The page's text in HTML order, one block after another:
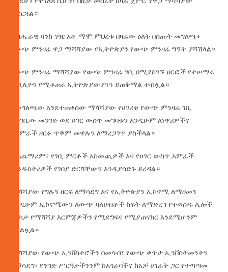
ተደርጓል።
የብሔራዊ ባንክ ገዢ አቶ ማሞ ምህረቱ በዛሬው ዕለት በሰጡት መግለጫ፥
የውጭ ምንዛሬ ዋጋ ማሻሻያው የኢትዮጵያን የውጭ ምንዛሬ ግኝት ያሻሽላል።
የውጭ ምንዛሬ ማሻሻያው የውጭ ምንዛሬ ገቢ በሚያስገኙ ዘርፎች የተሠማሩ
በሚሊዮን የሚቆጠሩ ኢትዮጵያውያንን ይጠቅማል ተብሏል።
በመግለጫው እንደተጠቀሰው ማሻሻያው የሀገሪቱ የውጭ ምንዛሬ ገቢ
በተገቢው መንገድ ወደ ሀገር ውስጥ መግባቱን እንዲሁም ለነዋሪዎችና
ለአምራች ዘርፉ ጥቅም መዋሉን ለማረጋገጥ ያስችላል።
በተጨማሪም፥ የገቢ ምርቶች አስመጪዎች እና የሀገር ውስጥ አምራች
ኢንዱስትሪዎች የገበያ ድርሻቸውን እንዲያሳድጉ ይረዳል።
ማሻሻያው የግሉን ዘርፍ ለማሳደግ እና የኢትዮጵያን ኢኮኖሚ ለማዘመን
እንዲሁም ኢኮኖሚውን ለውጭ ባለሀብቶች ክፍት ለማድረግ የተወሰዱ ሌሎች
በርካታ የማሻሻያ እርምጃዎችን የሚደግፍና የሚያጠናክር እንደሚሆንም
ተገልጿል።
ማሻሻያው የውጭ ኢንቨስተሮችን በመሳብ፣ የውጭ ቀጥታ ኢንቨስትመንትን
በማሳደግ፣ የንግድ ሥርዓታችንንም ከአጎራባችና ከአቻ ሀገራት ጋር የተጣጣመ